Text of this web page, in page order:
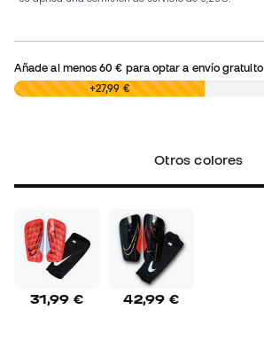
Añade al menos60 € para optar a envío gratuito
0,00 € +27,99 €
Otros colores
31,99 € 42,99 €